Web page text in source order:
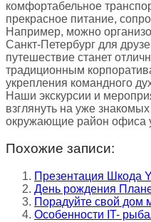
комфортабельное
прекрасное питание,
Например, можно
Санкт-Петербург для
путешествие станет
традиционным
укрепления командного
Наши экскурсии и
взглянуть на уже
окружающие район офиса
Похожие записи:
Презентация Шкода
День рождения
Порадуйте свой дом
Особенности IT-